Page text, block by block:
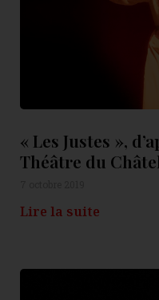
« Les Justes »,
Théâtre du
Lire la suite